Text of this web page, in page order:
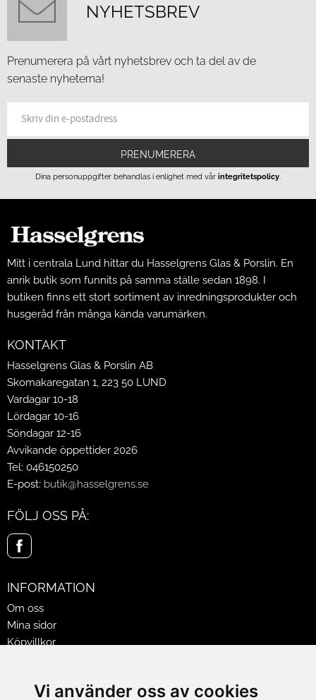
Vi använder oss av cookies
NYHETSBREV
Prenumerera på vårt nyhetsbrev och ta del av de
senaste nyheterna!
PRENUMERERA
Dina personuppgifter behandlas i enlighet med vår integritetspolicy.
Mitt i centrala Lund hittar du Hasselgrens Glas & Porslin. En
anrik butik som funnits på samma ställe sedan 1898. I
butiken finns ett stort sortiment av inredningsprodukter och
husgeråd från många kända varumärken.
KONTAKT
Hasselgrens Glas & Porslin AB
Skomakaregatan 1, 223 50 LUND
Vardagar 10-18
Lördagar 10-16
Söndagar 12-16
Avvikande öppettider 2026
Tel: 046150250
E-post: butik@hasselgrens.se
FÖLJ OSS PÅ:
INFORMATION
Om oss
Mina sidor
Köpvillkor
Jobba på Hasselgrens